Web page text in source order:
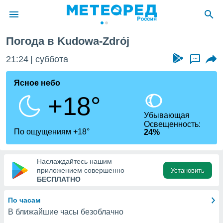
о
Вы можете
к этому
доступ
Погода в Kudowa-Zdrój
21:24 суббота ...
Ясное небо
+18°
По ощущениям +18°
Убывающая
Освещенность:
24%
Наслаждайтесь нашим
приложением совершенно
БЕСПЛАТНО
Установить
По часам
В ближайшие часы безоблачно